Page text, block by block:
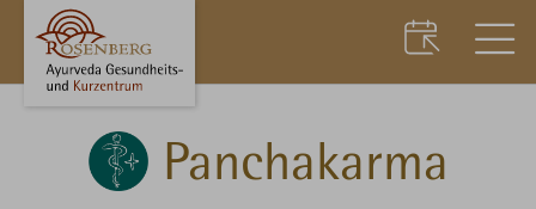
Panchakarma